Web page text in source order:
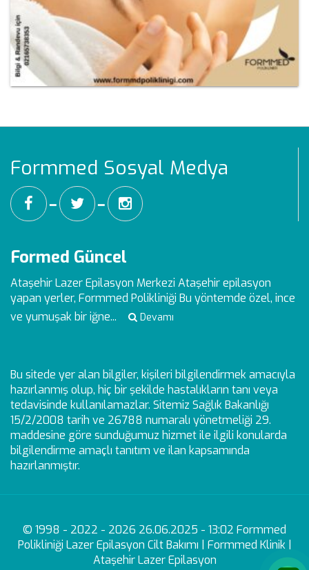
Formmed Sosyal Medya
━ ━
Formed Güncel
Ataşehir Lazer Epilasyon Merkezi Ataşehir epilasyon
yapan yerler, Formmed Polikliniği Bu yöntemde özel, ince
ve yumuşak bir iğne...
Devamı
Bu sitede yer alan bilgiler, kişileri bilgilendirmek amacıyla
hazırlanmış olup, hiç bir şekilde hastalıkların tanı veya
tedavisinde kullanılamazlar. Sitemiz Sağlık Bakanlığı
15/2/2008 tarih ve 26788 numaralı yönetmeliği 29.
maddesine göre sunduğumuz hizmet ile ilgili konularda
bilgilendirme amaçlı tanıtım ve ilan kapsamında
hazırlanmıştır.
© 1998 - 2022 - 2026 26.06.2025 - 13:02 Formmed
Polikliniği Lazer Epilasyon Cilt Bakımı | Formmed Klinik |
Ataşehir Lazer Epilasyon